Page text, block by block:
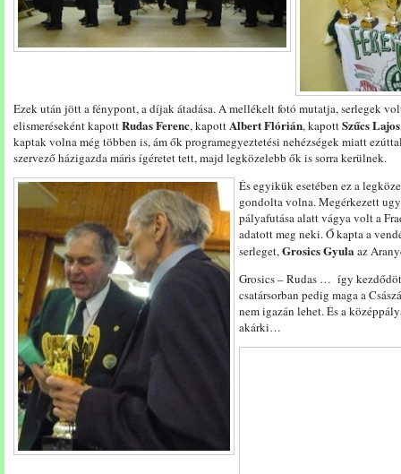
Ezek után jött a fénypont, a díjak átadása. A mellékelt fotó mutatja, serlegek
elismeréseként kapottRudas Ferenc, kapottAlbert Flórián, kapottSzűcs Lajos
kaptak volna még többen is, ám ők programegyeztetési nehézségek miatt
szervező házigazda máris ígéretet tett, majd legközelebb ők is sorra kerülnek.
És egyikük esetében ez a
gondolta volna. Megérkezett
pályafutása alatt vágya volt a
adatott meg neki. Ő kapta a
serleget,Grosics Gyula az
Grosics – Rudas … így
csatársorban pedig maga a
nem igazán lehet. És a
akárki…